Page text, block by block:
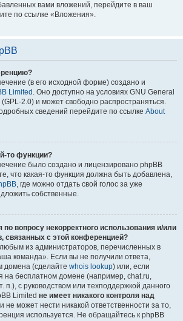
вами вложений, перейдите в ваш
по ссылке «Вложения».
(в его исходной форме) создано и
Limited . Оно доступно на условиях GNU General
2.0) и может свободно распространяться.
сведений перейдите по ссылке About
то функции?
было создано и лицензировано phpBB
что какая-то функция должна быть добавлена,
, где можно отдать свой голос за уже
собственные.
вопросу некорректного использования и/или
связанных с этой конференцией?
из администраторов, перечисленных в
команда». Если вы не получили ответа,
домена (сделайте whois lookup) или, если
на бесплатном домене (например, chat.ru,
п.), с руководством или техподдержкой данного
Limited не имеет никакого контроля над
и не может нести никакой ответственности за то,
используется. Не обращайтесь к phpBB